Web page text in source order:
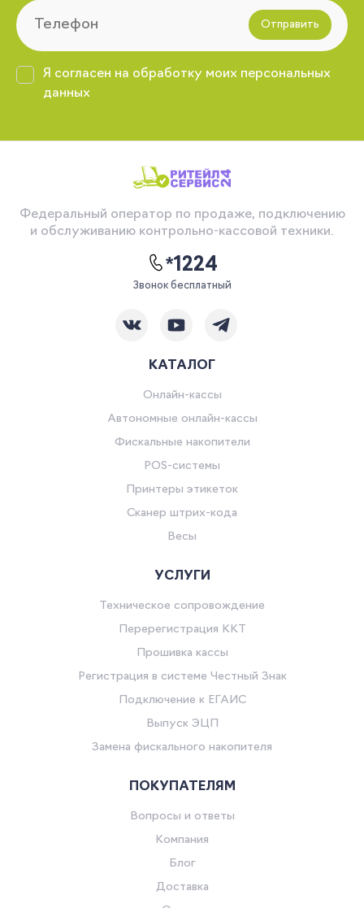
Отправить
Я согласен на обработку моих персональных
данных
Федеральный оператор по продаже, подключению
и обслуживанию контрольно-кассовой техники.
*1224
Звонок бесплатный
КАТАЛОГ
Онлайн-кассы
Автономные онлайн-кассы
Фискальные накопители
POS-системы
Принтеры этикеток
Сканер штрих-кода
Весы
УСЛУГИ
Техническое сопровождение
Перерегистрация ККТ
Прошивка кассы
Регистрация в системе Честный Знак
Подключение к ЕГАИС
Выпуск ЭЦП
Замена фискального накопителя
ПОКУПАТЕЛЯМ
Вопросы и ответы
Компания
Блог
Доставка